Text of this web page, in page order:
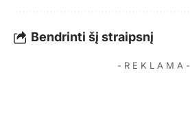
Bendrinti šį straipsnį
- R E K L A M A -